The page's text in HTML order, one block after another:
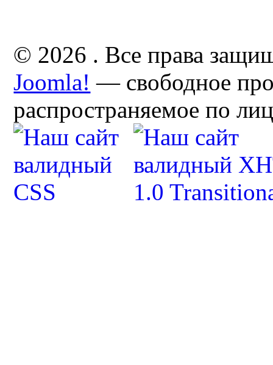
© 2026 . Все права
Joomla! — свободное
распространяемое по